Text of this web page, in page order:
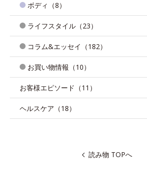
ボディ（8）
ライフスタイル（23）
コラム&エッセイ（182）
お買い物情報（10）
お客様エピソード（11）
ヘルスケア（18）
読み物 TOPへ